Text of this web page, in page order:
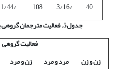
40
3/16%
108
1/44%
جدول5. فعالیت مترجمان گروهی بر اساس جنسیت
فعالیت گروهی
زن و زن
مرد و مرد زن و مرد